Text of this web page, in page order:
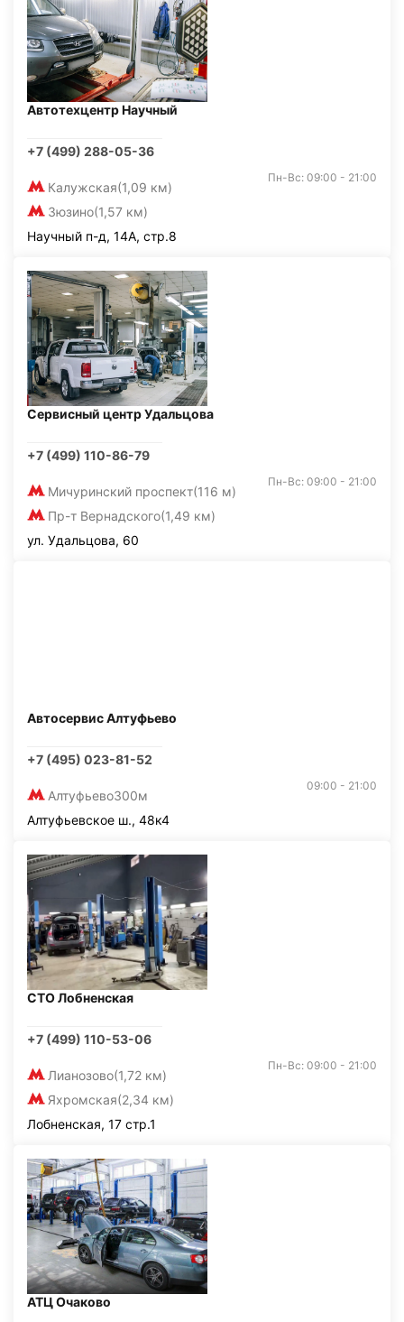
Автотехцентр Научный
+7 (499) 288-05-36
Калужская(1,09 км)
Зюзино(1,57 км)
Пн-Вс: 09:00 - 21:00
Научный п-д, 14А, стр.8
Сервисный центр Удальцова
+7 (499) 110-86-79
Мичуринский проспект(116 м)
Пр-т Вернадского(1,49 км)
Пн-Вс: 09:00 - 21:00
ул. Удальцова, 60
Автосервис Алтуфьево
+7 (495) 023-81-52
Алтуфьево300м
09:00 - 21:00
Алтуфьевское ш., 48к4
СТО Лобненская
+7 (499) 110-53-06
Лианозово(1,72 км)
Яхромская(2,34 км)
Пн-Вс: 09:00 - 21:00
Лобненская, 17 стр.1
АТЦ Очаково